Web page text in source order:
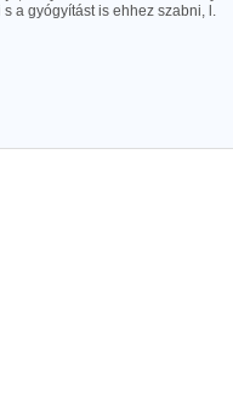
a gyógyítást is ehhez szabni, l.